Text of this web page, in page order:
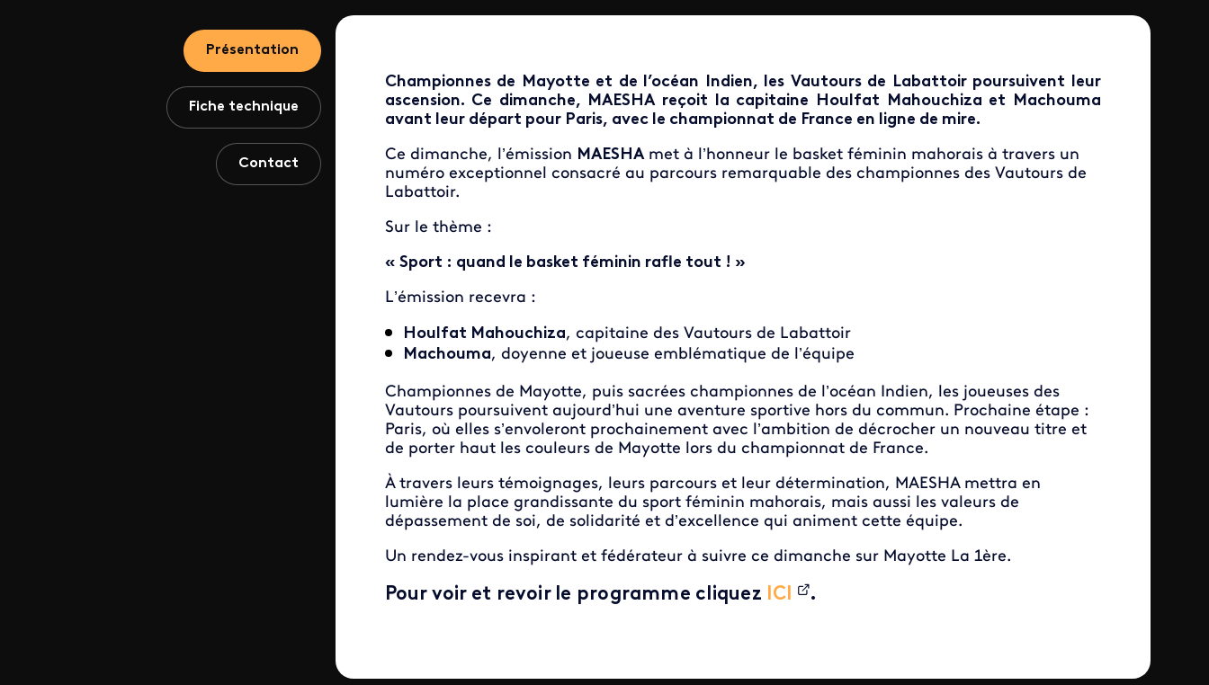
Présentation
Fiche technique
Contact
Championnes de Mayotte et de l’océan Indien, les Vautours de Labattoir poursuivent leur
ascension. Ce dimanche, MAESHA reçoit la capitaine Houlfat Mahouchiza et Machouma
avant leur départ pour Paris, avec le championnat de France en ligne de mire.
Ce dimanche, l’émission MAESHAmet à l’honneur le basket féminin mahorais à travers un
numéro exceptionnel consacré au parcours remarquable des championnes des Vautours de
Labattoir.
Sur le thème :
« Sport : quand le basket féminin rafle tout ! »
L’émission recevra :
Houlfat Mahouchiza, capitaine des Vautours de Labattoir
Machouma, doyenne et joueuse emblématique de l’équipe
Championnes de Mayotte, puis sacrées championnes de l’océan Indien, les joueuses des
Vautours poursuivent aujourd’hui une aventure sportive hors du commun. Prochaine étape :
Paris, où elles s’envoleront prochainement avec l’ambition de décrocher un nouveau titre et
de porter haut les couleurs de Mayotte lors du championnat de France.
À travers leurs témoignages, leurs parcours et leur détermination, MAESHA mettra en
lumière la place grandissante du sport féminin mahorais, mais aussi les valeurs de
dépassement de soi, de solidarité et d’excellence qui animent cette équipe.
Un rendez-vous inspirant et fédérateur à suivre ce dimanche sur Mayotte La 1ère.
Pour voir et revoir le programme cliquez ICI .